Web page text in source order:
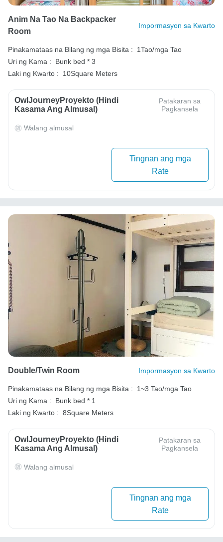
Anim Na Tao Na Backpacker
Room
Impormasyon sa Kwarto
Pinakamataas na Bilang ng mga Bisita :
1Tao/mga Tao
Uri ng Kama :
Bunk bed * 3
Laki ng Kwarto :
10Square Meters
OwlJourneyProyekto (Hindi
Kasama Ang Almusal)
Patakaran sa
Pagkansela
Walang almusal
Tingnan ang mga
Rate
Double/Twin Room Impormasyon sa Kwarto
Pinakamataas na Bilang ng mga Bisita :
1~3 Tao/mga Tao
Uri ng Kama :
Bunk bed * 1
Laki ng Kwarto : 8Square Meters
OwlJourneyProyekto (Hindi
Kasama Ang Almusal)
Patakaran sa
Pagkansela
Walang almusal
Tingnan ang mga
Rate